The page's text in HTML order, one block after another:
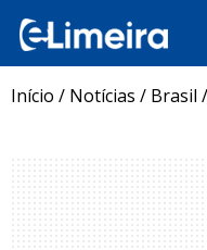
Início / Notícias / Brasil /